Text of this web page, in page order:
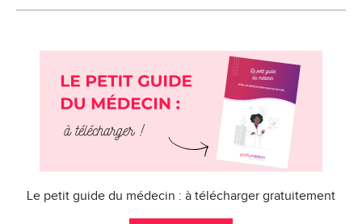
Le petit guide du médecin : à télécharger gratuitement